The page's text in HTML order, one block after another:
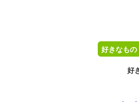
好きなもの
好